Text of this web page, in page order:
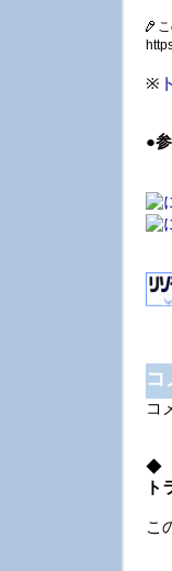
※
●
コ
コ
◆
ト
こ